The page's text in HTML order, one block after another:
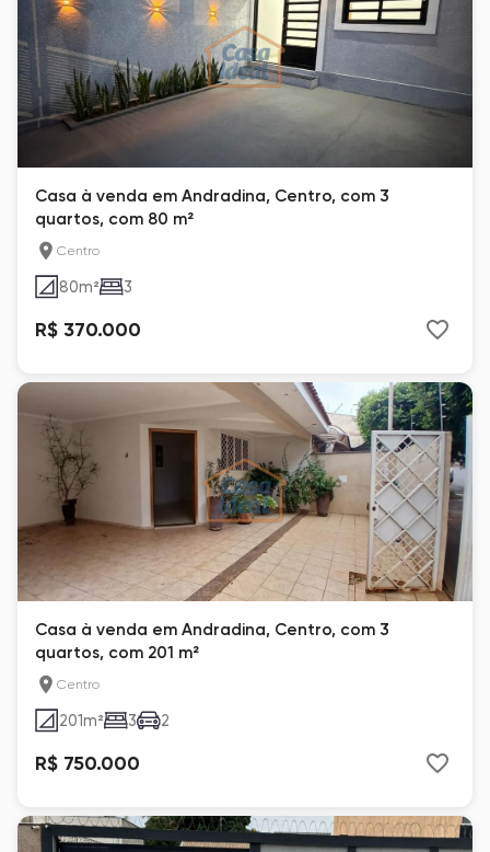
Casa à venda em Andradina, Centro, com 3
quartos, com 80 m²
Centro
80m² 3
R$ 370.000
Casa à venda em Andradina, Centro, com 3
quartos, com 201 m²
Centro
201m² 3 2
R$ 750.000